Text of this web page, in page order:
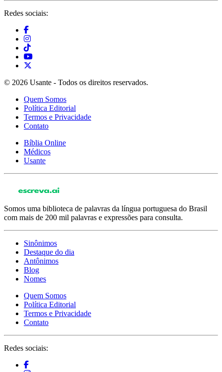
Redes sociais:
© 2026 Usante - Todos os direitos reservados.
Quem Somos
Política Editorial
Termos e Privacidade
Contato
Bíblia Online
Médicos
Usante
Somos uma biblioteca de palavras da língua portuguesa do Brasil
com mais de 200 mil palavras e expressões para consulta.
Sinônimos
Destaque do dia
Antônimos
Blog
Nomes
Quem Somos
Política Editorial
Termos e Privacidade
Contato
Redes sociais: